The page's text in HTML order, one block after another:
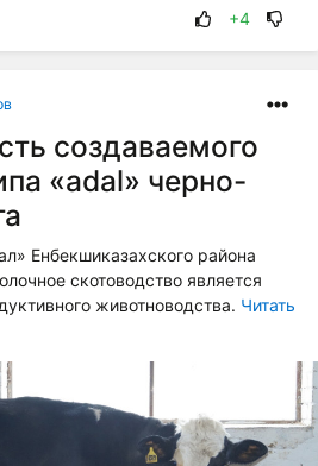
+4
создаваемого
«аdаl» черно-
Енбекшиказахского района
скотоводство является
животноводства. Читать